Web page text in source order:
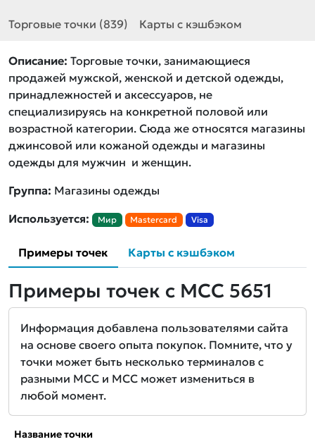
Торговые точки (839) Карты с кэшбэком
Описание: Торговые точки, занимающиеся
продажей мужской, женской и детской одежды,
принадлежностей и аксессуаров, не
специализируясь на конкретной половой или
возрастной категории. Сюда же относятся магазины
джинсовой или кожаной одежды и магазины
одежды для мужчин и женщин.
Группа: Магазины одежды
Используется:
Мир Mastercard Visa
Примеры точек Карты с кэшбэком
Примеры точек с MCC 5651
Информация добавлена пользователями сайта
на основе своего опыта покупок. Помните, что у
точки может быть несколько терминалов с
разными MCC и MCC может измениться в
любой момент.
Название точки